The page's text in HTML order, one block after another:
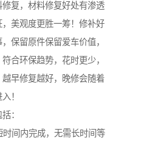
复，材料修复好处有渗透
美观度更胜一筹！修补好
保留原件保留爱车价值，
合环保趋势，花时更少，
早修复越好，晚修会随着
！
：
间内完成，无需长时间等